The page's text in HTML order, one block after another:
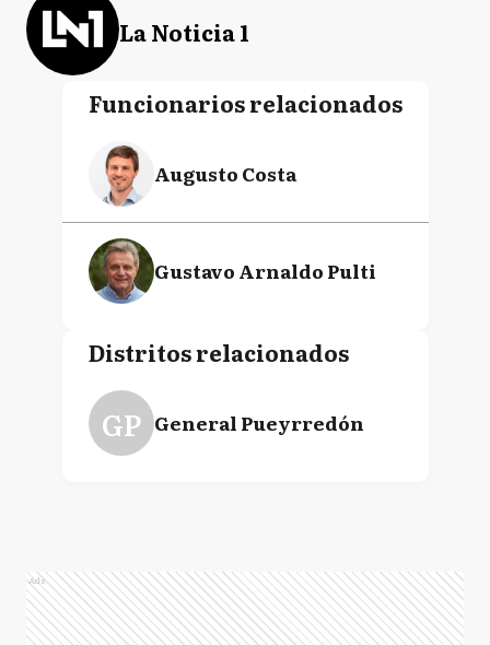
La Noticia 1
Funcionarios relacionados
Augusto Costa
Gustavo Arnaldo Pulti
Distritos relacionados
GP General Pueyrredón
Ads